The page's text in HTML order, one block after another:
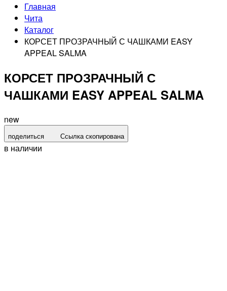
Главная
Чита
Каталог
КОРСЕТ ПРОЗРАЧНЫЙ С ЧАШКАМИ EASY
APPEAL SALMA
КОРСЕТ ПРОЗРАЧНЫЙ С
ЧАШКАМИ EASY APPEAL SALMA
new
поделиться Ссылка скопирована
в наличии